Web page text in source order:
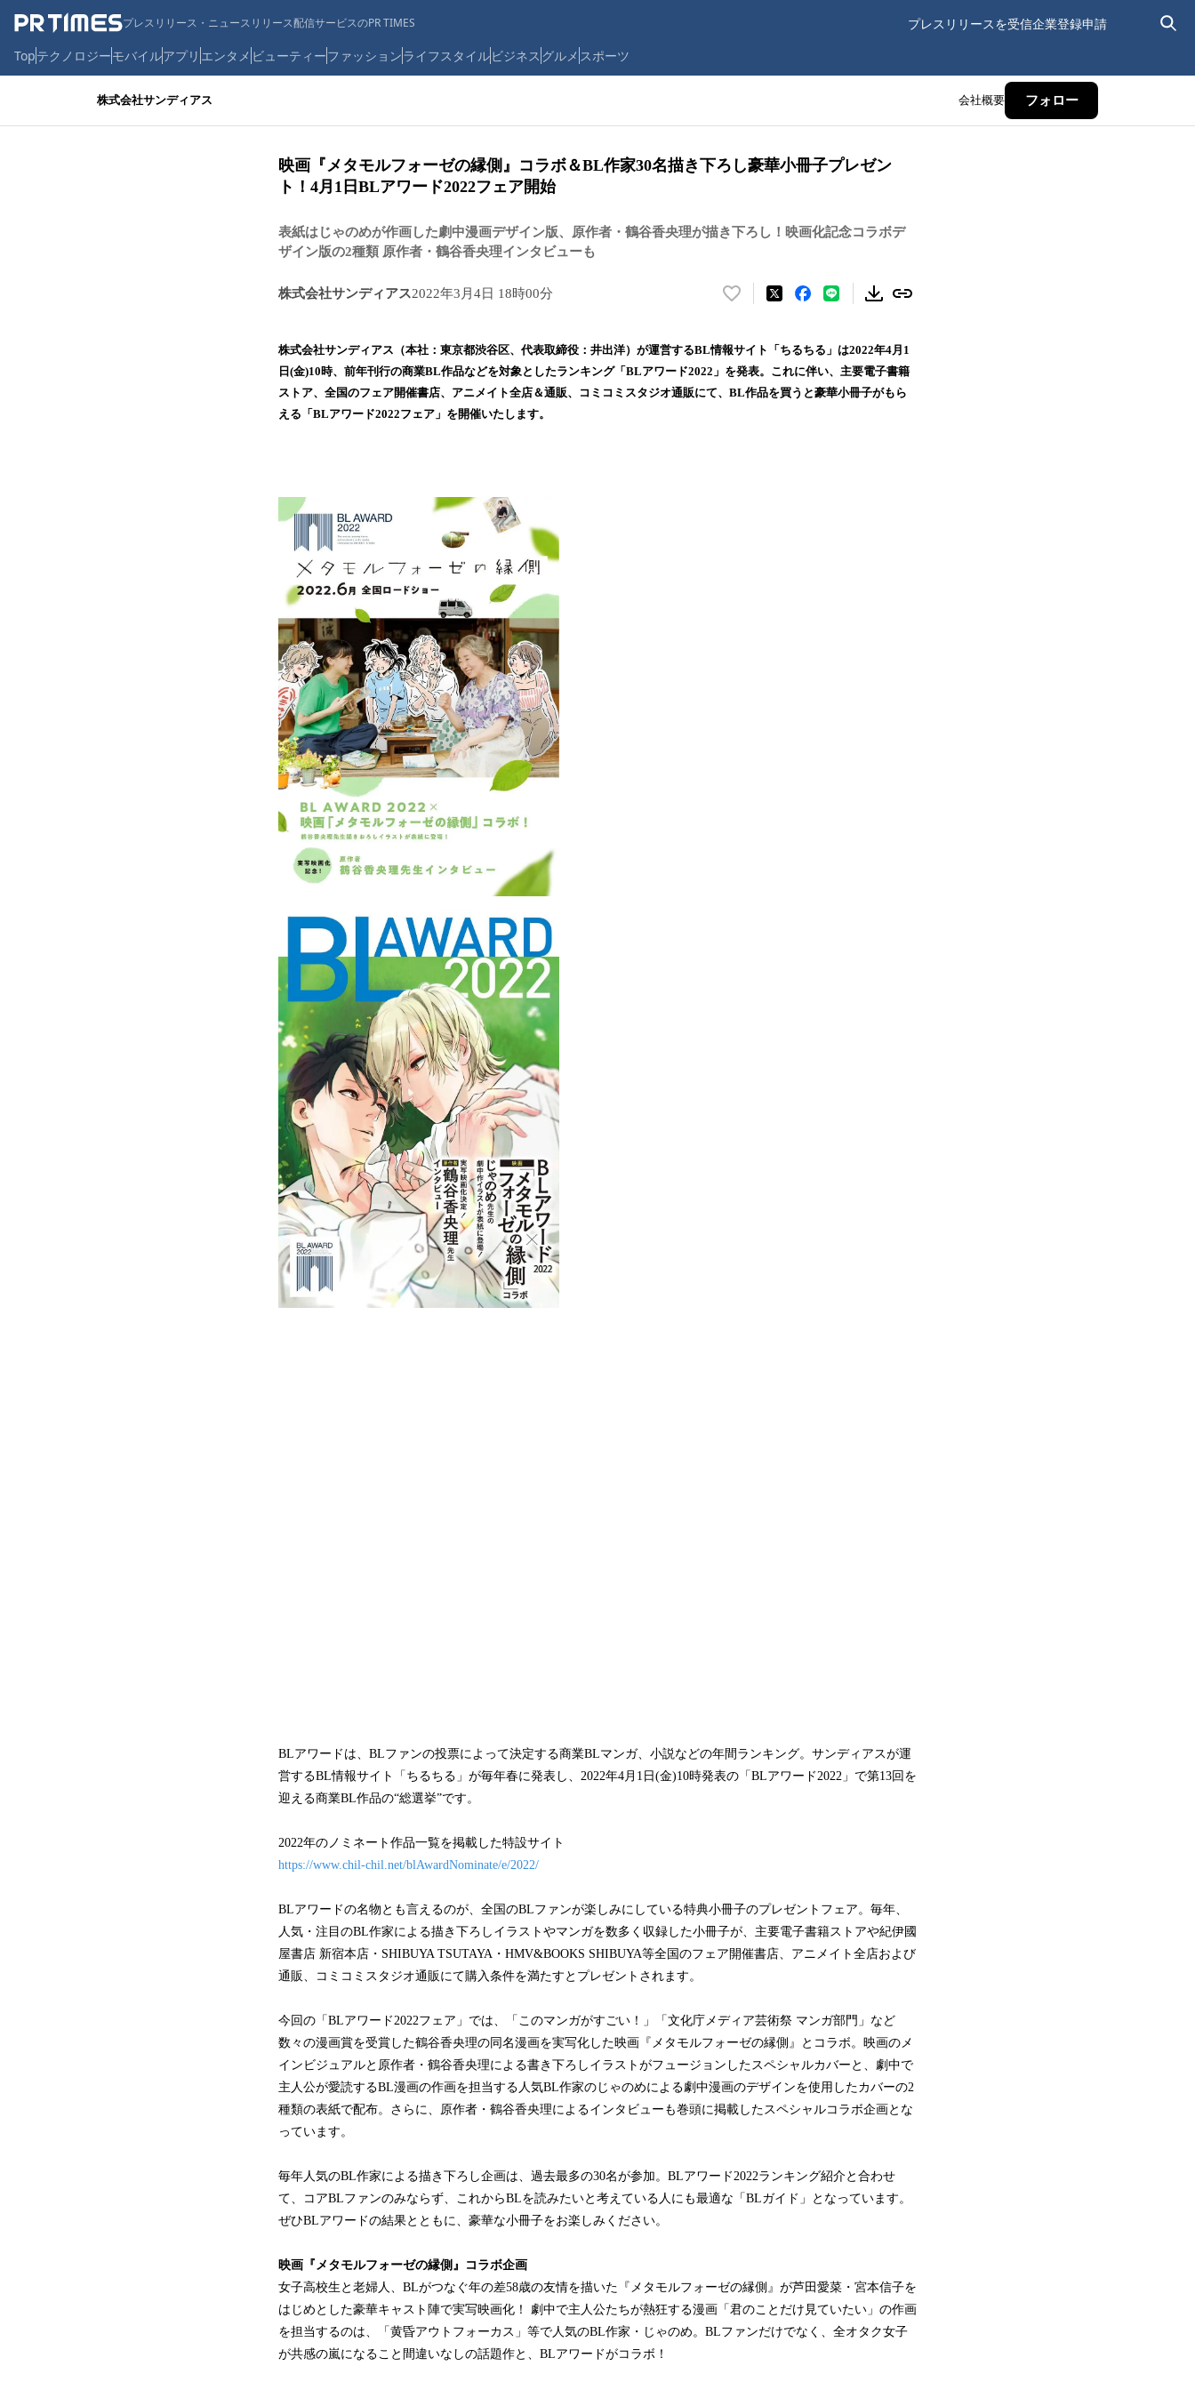
プレスリリース・ニュースリリース配信サービスのPR TIMES プレスリリースを受信企業登録申請
Topテクノロジーモバイルアプリ エンタメ ビューティーファッションライフスタイルビジネス グルメ スポーツ
株式会社サンディアス 会社概要 フォロー
映画『メタモルフォーゼの縁側』コラボ＆BL作家30名描き下ろし豪華小冊子プレゼン
ト！4月1日BLアワード2022フェア開始
表紙はじゃのめが作画した劇中漫画デザイン版、原作者・鶴谷香央理が描き下ろし！映画化記念コラボデ
ザイン版の2種類 原作者・鶴谷香央理インタビューも
株式会社サンディアス2022年3月4日 18時00分
い
！
数
を
株式会社サンディアス（本社：東京都渋谷区、代表取締役：井出洋）が運営するBL情報サイト「ちるちる」は2022年4月1
日(金)10時、前年刊行の商業BL作品などを対象としたランキング「BLアワード2022」を発表。これに伴い、主要電子書籍
ストア、全国のフェア開催書店、アニメイト全店＆通販、コミコミスタジオ通販にて、BL作品を買うと豪華小冊子がもら
える「BLアワード2022フェア」を開催いたします。
BLアワードは、BLファンの投票によって決定する商業BLマンガ、小説などの年間ランキング。サンディアスが運
営するBL情報サイト「ちるちる」が毎年春に発表し、2022年4月1日(金)10時発表の「BLアワード2022」で第13回を
迎える商業BL作品の“総選挙”です。
2022年のノミネート作品一覧を掲載した特設サイト
https://www.chil-chil.net/blAwardNominate/e/2022/
BLアワードの名物とも言えるのが、全国のBLファンが楽しみにしている特典小冊子のプレゼントフェア。毎年、
人気・注目のBL作家による描き下ろしイラストやマンガを数多く収録した小冊子が、主要電子書籍ストアや紀伊國
屋書店 新宿本店・SHIBUYA TSUTAYA・HMV&BOOKS SHIBUYA等全国のフェア開催書店、アニメイト全店および
通販、コミコミスタジオ通販にて購入条件を満たすとプレゼントされます。
今回の「BLアワード2022フェア」では、「このマンガがすごい！」「文化庁メディア芸術祭 マンガ部門」など
数々の漫画賞を受賞した鶴谷香央理の同名漫画を実写化した映画『メタモルフォーゼの縁側』とコラボ。映画のメ
インビジュアルと原作者・鶴谷香央理による書き下ろしイラストがフュージョンしたスペシャルカバーと、劇中で
主人公が愛読するBL漫画の作画を担当する人気BL作家のじゃのめによる劇中漫画のデザインを使用したカバーの2
種類の表紙で配布。さらに、原作者・鶴谷香央理によるインタビューも巻頭に掲載したスペシャルコラボ企画とな
っています。
毎年人気のBL作家による描き下ろし企画は、過去最多の30名が参加。BLアワード2022ランキング紹介と合わせ
て、コアBLファンのみならず、これからBLを読みたいと考えている人にも最適な「BLガイド」となっています。
ぜひBLアワードの結果とともに、豪華な小冊子をお楽しみください。
映画『メタモルフォーゼの縁側』コラボ企画
女子高校生と老婦人、BLがつなぐ年の差58歳の友情を描いた『メタモルフォーゼの縁側』が芦田愛菜・宮本信子を
はじめとした豪華キャスト陣で実写映画化！ 劇中で主人公たちが熱狂する漫画「君のことだけ見ていたい」の作画
を担当するのは、「黄昏アウトフォーカス」等で人気のBL作家・じゃのめ。BLファンだけでなく、全オタク女子
が共感の嵐になること間違いなしの話題作と、BLアワードがコラボ！